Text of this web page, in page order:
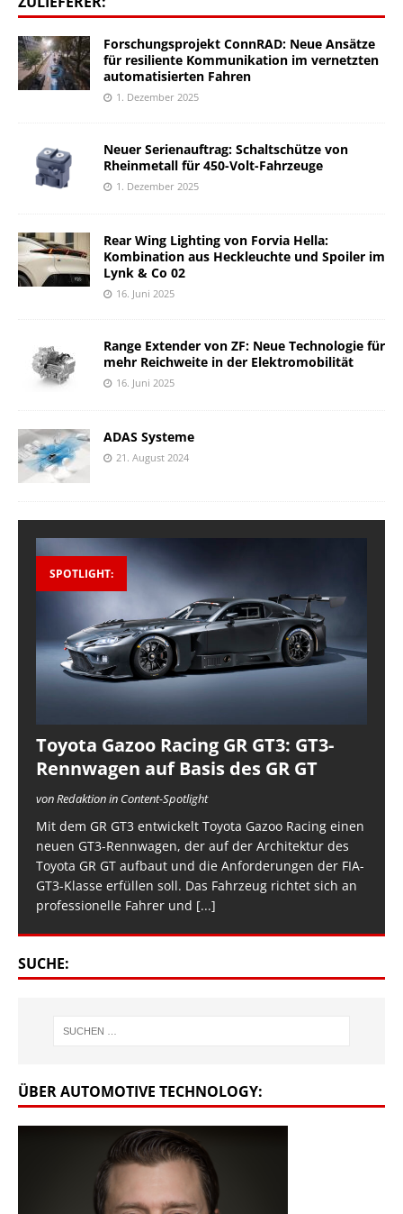
Forschungsprojekt ConnRAD: Neue Ansätze
für resiliente Kommunikation im vernetzten
automatisierten Fahren
1. Dezember 2025
Neuer Serienauftrag: Schaltschütze von
Rheinmetall für 450-Volt-Fahrzeuge
1. Dezember 2025
Rear Wing Lighting von Forvia Hella:
Kombination aus Heckleuchte und Spoiler im
Lynk & Co 02
16. Juni 2025
Range Extender von ZF: Neue Technologie für
mehr Reichweite in der Elektromobilität
16. Juni 2025
ADAS Systeme
21. August 2024
SPOTLIGHT:
Toyota Gazoo Racing GR GT3: GT3-
Rennwagen auf Basis des GR GT
von Redaktion in Content-Spotlight
Mit dem GR GT3 entwickelt Toyota Gazoo Racing einen
neuen GT3-Rennwagen, der auf der Architektur des
Toyota GR GT aufbaut und die Anforderungen der FIA-
GT3-Klasse erfüllen soll. Das Fahrzeug richtet sich an
professionelle Fahrer und [...]
SUCHE:
ÜBER AUTOMOTIVE TECHNOLOGY: